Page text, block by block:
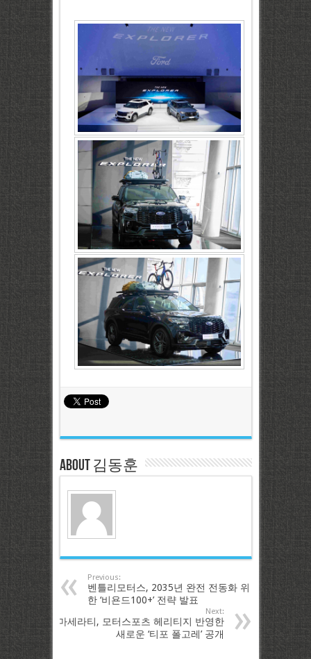
About 김동훈
Previous:
벤틀리모터스, 2035년 완전 전동화 위
한 ‘비욘드100+’ 전략 발표
Next:
마세라티, 모터스포츠 헤리티지 반영한
새로운 ‘티포 폴고레’ 공개